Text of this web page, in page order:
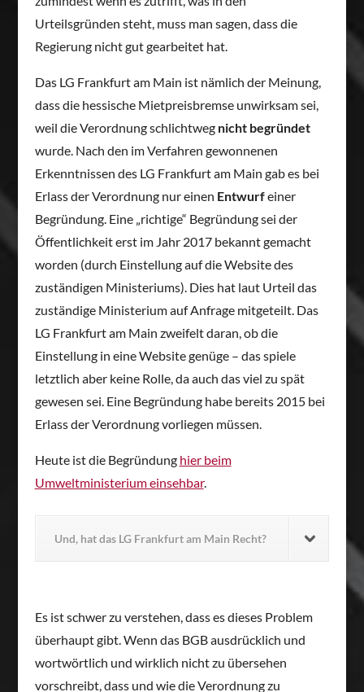
Urteilsgründen steht, muss man sagen, dass die
Regierung nicht gut gearbeitet hat.
Das LG Frankfurt am Main ist nämlich der Meinung,
dass die hessische Mietpreisbremse unwirksam sei,
weil die Verordnung schlichtweg nicht begründet
wurde. Nach den im Verfahren gewonnenen
Erkenntnissen des LG Frankfurt am Main gab es bei
Erlass der Verordnung nur einen Entwurfeiner
Begründung. Eine „richtige“ Begründung sei der
Öffentlichkeit erst im Jahr 2017 bekannt gemacht
worden (durch Einstellung auf die Website des
zuständigen Ministeriums). Dies hat laut Urteil das
zuständige Ministerium auf Anfrage mitgeteilt. Das
LG Frankfurt am Main zweifelt daran, ob die
Einstellung in eine Website genüge – das spiele
letztlich aber keine Rolle, da auch das viel zu spät
gewesen sei. Eine Begründung habe bereits 2015 bei
Erlass der Verordnung vorliegen müssen.
Heute ist die Begründung hier beim
Umweltministerium einsehbar.
Und, hat das LG Frankfurt am Main Recht?
Es ist schwer zu verstehen, dass es dieses Problem
überhaupt gibt. Wenn das BGB ausdrücklich und
wortwörtlich und wirklich nicht zu übersehen
vorschreibt, dass und wie die Verordnung zu